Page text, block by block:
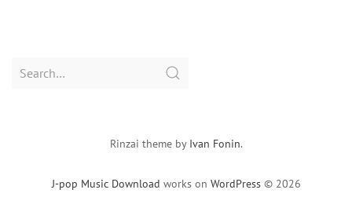
Search
J-pop Music Download works on WordPress © 2026
Rinzai theme by Ivan Fonin.